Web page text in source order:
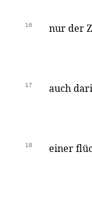
16 nur der
17 auch
18 einer